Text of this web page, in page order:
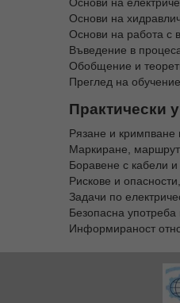
Основи на
Основи на
Основи на работа с
Въведение в
Обобщение и
Преглед на
Практически
Рязане и кримпване
Маркиране,
Боравене с кабели
Рискове и
Задачи по
Безопасна
Информираност